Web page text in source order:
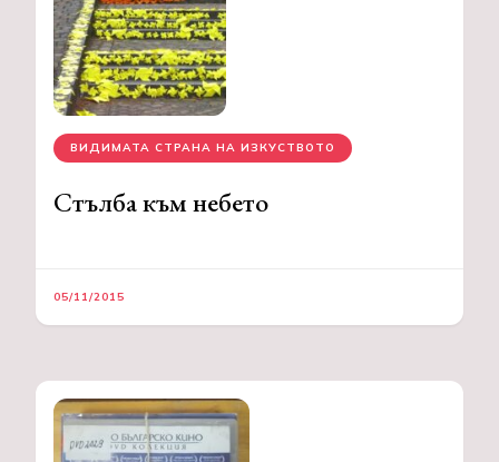
ВИДИМАТА СТРАНА НА ИЗКУСТВОТО
Стълба към небето
05/11/2015